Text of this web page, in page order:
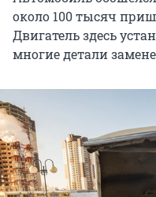
около 100 тысяч
Двигатель здесь
многие детали